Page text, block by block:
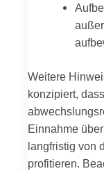
Weitere
konzipiert,
Einnahme
langfristig von
profitieren.